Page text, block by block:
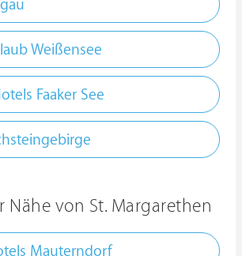
Weißensee
Faaker See
Nähe von St. Margarethen
Mauterndorf